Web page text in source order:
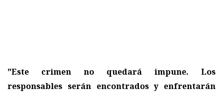
"Este crimen no quedará impune. Los
responsables serán encontrados y enfrentarán